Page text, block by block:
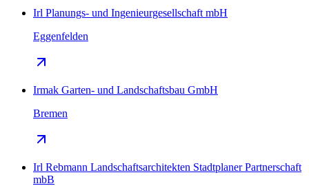
Irl Planungs- und Ingenieurgesellschaft mbH
Eggenfelden
Irmak Garten- und Landschaftsbau GmbH
Bremen
Irl Rebmann Landschaftsarchitekten Stadtplaner Partnerschaft
mbB